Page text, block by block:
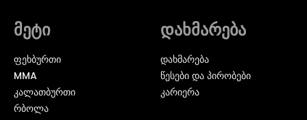
მეტი
ᲤᲔᲮᲑᲣᲠᲗᲘ
MMA
ᲙᲐᲚᲐᲗᲑᲣᲠᲗᲘ
ᲠᲑᲝᲚᲐ
დახმარება
დახმარება
წესები და პირობები
კარიერა